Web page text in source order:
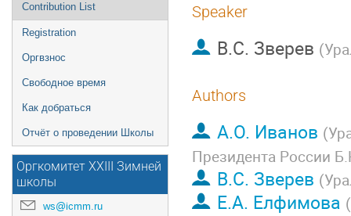
Contribution List
Registration
Оргвзнос
Свободное время
Как добраться
Отчёт о проведении Школы
Оргкомитет XXIII Зимней
школы
ws@icmm.ru
Speaker
В.С. Зверев (
Authors
А.О. Иванов (
Президента России
В.С. Зверев (
Е.А. Елфимова (